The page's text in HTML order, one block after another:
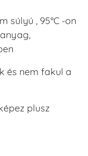
súlyú , 95°C -on
és nem fakul a
plusz